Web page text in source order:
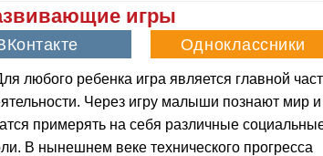
игры
любого ребенка игра является главной
Через игру малыши познают мир и
примерять на себя различные
В нынешнем веке технического прогресса